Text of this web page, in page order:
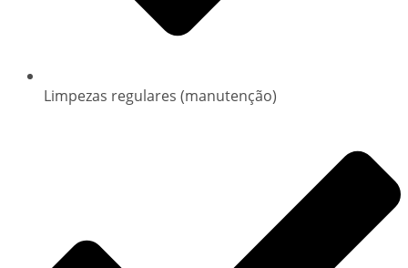
Limpezas regulares (manutenção)